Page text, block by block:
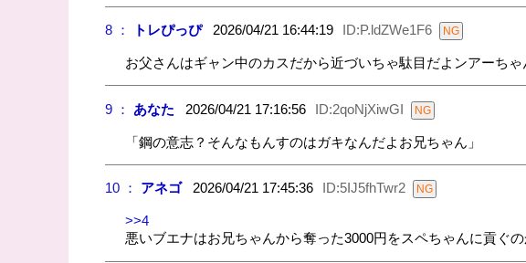
8 ： トレぴっぴ2026/04/21 16:44:19 ID:P.ldZWe1F6
お父さんはギャン中のカスだから近づいちゃ駄目だよンアーちゃ
9 ： あなた 2026/04/21 17:16:56 ID:2qoNjXiwGI
「鋼の意志？そんなもんすのはガキなんだよお兄ちゃん」
10 ： アネゴ2026/04/21 17:45:36 ID:5IJ5fhTwr2
>>4
悪いブエナはお兄ちゃんから奪った3000円をスペちゃんに貢ぐの